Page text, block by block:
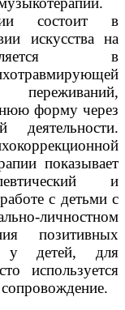
состоит в
искусства на
в
переживаний,
форму через
деятельности.
показывает
и
с детьми с
личностном
позитивных
у детей, для
используется